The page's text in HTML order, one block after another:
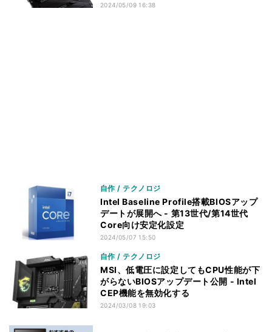
2024/05/09 16:38
自作 / テクノロジ
Intel Baseline Profile搭載BIOSアップ
デートが展開へ - 第13世代/第14世代
Core向け安定化設定
2024/05/07 15:50
自作 / テクノロジ
MSI、低電圧に設定してもCPU性能が下
がらないBIOSアップデート公開 - Intel
CEP機能を無効化する
2024/03/08 19:03